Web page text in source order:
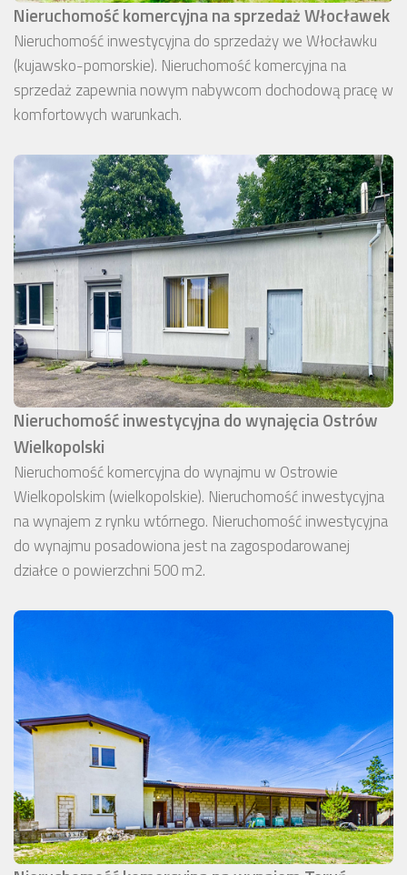
Nieruchomość komercyjna na sprzedaż Włocławek
Nieruchomość inwestycyjna do sprzedaży we Włocławku
(kujawsko-pomorskie). Nieruchomość komercyjna na
sprzedaż zapewnia nowym nabywcom dochodową pracę w
komfortowych warunkach.
Nieruchomość inwestycyjna do wynajęcia Ostrów
Wielkopolski
Nieruchomość komercyjna do wynajmu w Ostrowie
Wielkopolskim (wielkopolskie). Nieruchomość inwestycyjna
na wynajem z rynku wtórnego. Nieruchomość inwestycyjna
do wynajmu posadowiona jest na zagospodarowanej
działce o powierzchni 500 m2.